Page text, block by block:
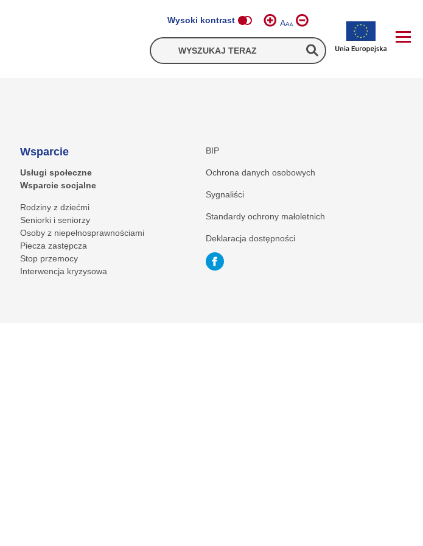
Wysoki kontrast AAA
Wsparcie
Usługi społeczne
Wsparcie socjalne
Rodziny z dziećmi
Seniorki i seniorzy
Osoby z niepełnosprawnościami
Piecza zastępcza
Stop przemocy
Interwencja kryzysowa
BIP
Ochrona danych osobowych
Sygnaliści
Standardy ochrony małoletnich
Deklaracja dostępności